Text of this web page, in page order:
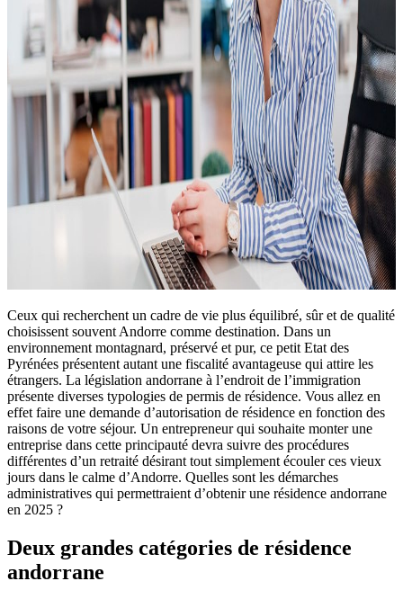
Ceux qui recherchent un cadre de vie plus équilibré, sûr et de qualité
choisissent souvent Andorre comme destination. Dans un
environnement montagnard, préservé et pur, ce petit Etat des
Pyrénées présentent autant une fiscalité avantageuse qui attire les
étrangers. La législation andorrane à l’endroit de l’immigration
présente diverses typologies de permis de résidence. Vous allez en
effet faire une demande d’autorisation de résidence en fonction des
raisons de votre séjour. Un entrepreneur qui souhaite monter une
entreprise dans cette principauté devra suivre des procédures
différentes d’un retraité désirant tout simplement écouler ces vieux
jours dans le calme d’Andorre. Quelles sont les démarches
administratives qui permettraient d’obtenir une résidence andorrane
en 2025 ?
Deux grandes catégories de résidence
andorrane